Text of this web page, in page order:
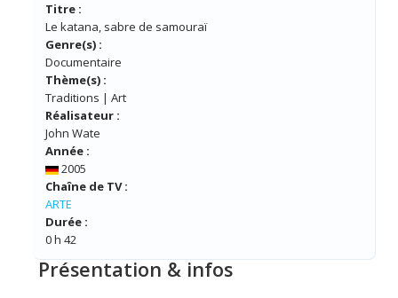
Titre :
Le katana, sabre de samouraï
Genre(s) :
Documentaire
Thème(s) :
Traditions | Art
Réalisateur :
John Wate
Année :
2005
Chaîne de TV :
ARTE
Durée :
0 h 42
Présentation & infos